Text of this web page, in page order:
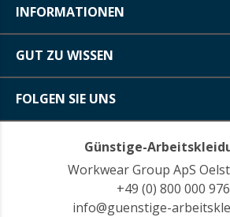
INFORMATIONEN
GUT ZU WISSEN
FOLGEN SIE UNS
Günstige-
Workwear Group ApS
+49 (0) 800 000
info@guenstige-